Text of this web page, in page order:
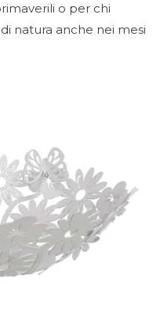
o per chi
natura anche nei mesi